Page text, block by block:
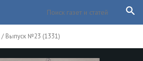
/ Выпуск №23 (1331)